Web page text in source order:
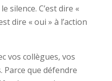
silence. C’est dire «
dire « oui » à l’action
vos collègues, vos
Parce que défendre